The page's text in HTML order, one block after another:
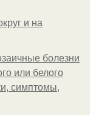
и на
болезни
или белого
симптомы,